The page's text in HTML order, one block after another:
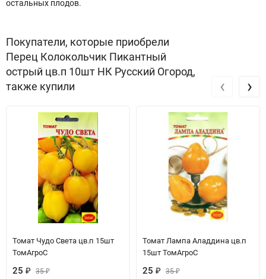
остальных плодов.
Покупатели, которые приобрели
Перец Колокольчик Пикантный
острый цв.п 10шт НК Русский Огород,
также купили
Томат Чудо Света цв.п 15шт
ТомАгроС
25 ₽ 35₽
Томат Лампа Аладдина цв.п
15шт ТомАгроС
25 ₽ 35₽
‹ ›